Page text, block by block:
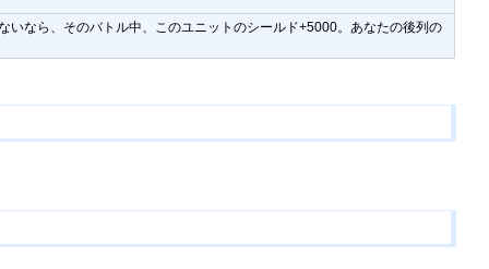
なら、そのバトル中、このユニットのシールド+5000。あなたの後列の